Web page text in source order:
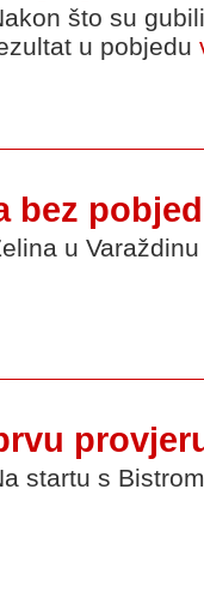
što su
u pobjedu
bez
u
startu s